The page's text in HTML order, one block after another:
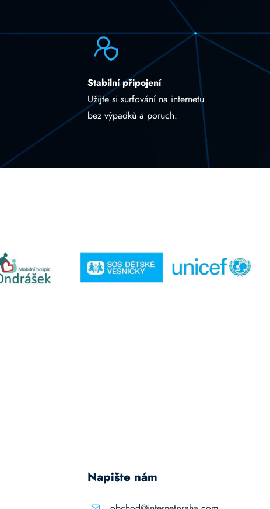
Stabilní připojení
Užijte si surfování na internetu
bez výpadků a poruch.
Napište nám